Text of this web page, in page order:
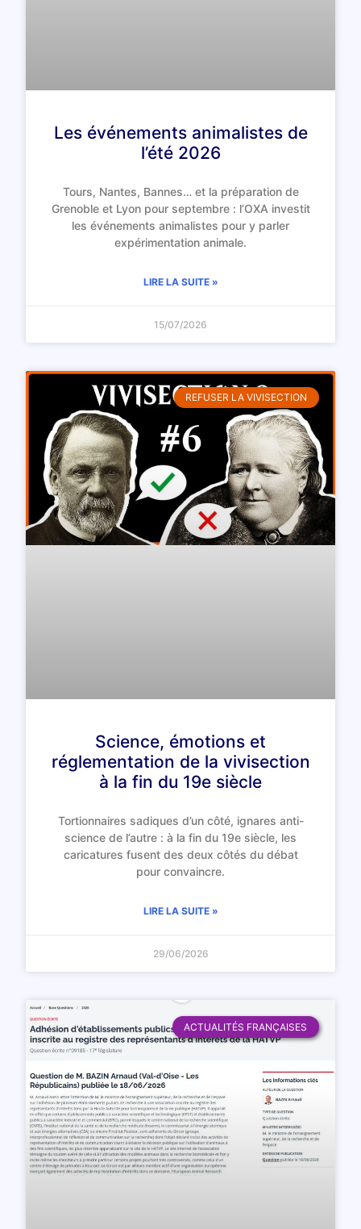
Les événements animalistes de
l’été 2026
Tours, Nantes, Bannes… et la préparation de
Grenoble et Lyon pour septembre : l’OXA investit
les événements animalistes pour y parler
expérimentation animale.
LIRE LA SUITE »
15/07/2026
REFUSER LA VIVISECTION
Science, émotions et
réglementation de la vivisection
à la fin du 19e siècle
Tortionnaires sadiques d’un côté, ignares anti-
science de l’autre : à la fin du 19e siècle, les
caricatures fusent des deux côtés du débat
pour convaincre.
LIRE LA SUITE »
29/06/2026
ACTUALITÉS FRANÇAISES